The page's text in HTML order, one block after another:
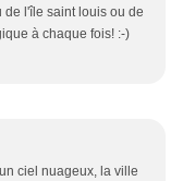
de l'île saint louis ou de
à chaque fois! :-)
ciel nuageux, la ville